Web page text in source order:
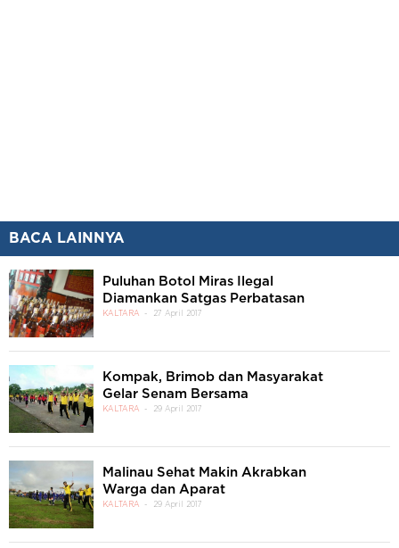
BACA LAINNYA
Puluhan Botol Miras Ilegal
Diamankan Satgas Perbatasan
KALTARA 27 April 2017
Kompak, Brimob dan Masyarakat
Gelar Senam Bersama
KALTARA 29 April 2017
Malinau Sehat Makin Akrabkan
Warga dan Aparat
KALTARA 29 April 2017